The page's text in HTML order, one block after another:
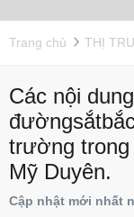
Trang chủ THỊ
Các nội
trường trong
Mỹ Duyên.
Cập nhật mới nhất